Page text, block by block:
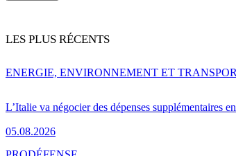
LES PLUS RÉCENTS
L’Italie va négocier des dépenses supplémentaires
05.08.2026
ENERGIE, ENVIRONNEMENT ET